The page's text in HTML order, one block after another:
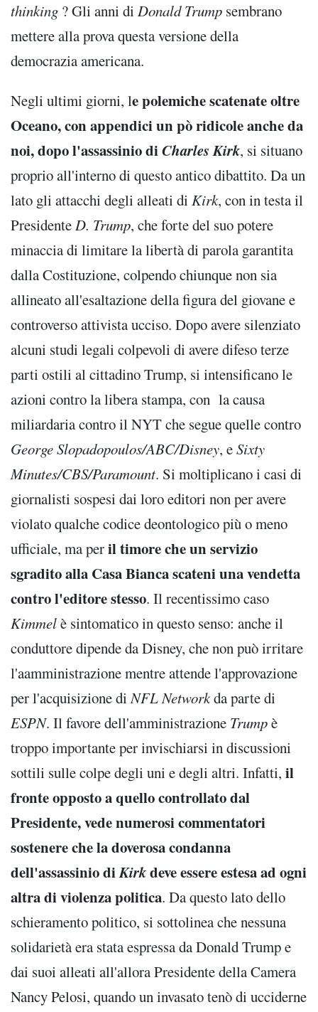
thinking ? Gli anni di Donald Trump sembrano
mettere alla prova questa versione della
democrazia americana.
Negli ultimi giorni, le polemiche scatenate oltre
Oceano, con appendici un pò ridicole anche da
noi, dopo l'assassinio diCharles Kirk, si situano
proprio all'interno di questo antico dibattito. Da un
lato gli attacchi degli alleati di Kirk, con in testa il
PresidenteD. Trump, che forte del suo potere
minaccia di limitare la libertà di parola garantita
dalla Costituzione, colpendo chiunque non sia
allineato all'esaltazione della figura del giovane e
controverso attivista ucciso. Dopo avere silenziato
alcuni studi legali colpevoli di avere difeso terze
parti ostili al cittadino Trump, si intensificano le
azioni contro la libera stampa, con la causa
miliardaria contro il NYT che segue quelle contro
George Slopadopoulos/ABC/Disney, eSixty
Minutes/CBS/Paramount. Si moltiplicano i casi di
giornalisti sospesi dai loro editori non per avere
violato qualche codice deontologico più o meno
ufficiale, ma peril timore che un servizio
sgradito alla Casa Bianca scateni una vendetta
contro l'editore stesso. Il recentissimo caso
Kimmelè sintomatico in questo senso: anche il
conduttore dipende da Disney, che non può irritare
l'aamministrazione mentre attende l'approvazione
per l'acquisizione diNFL Networkda parte di
ESPN. Il favore dell'amministrazione Trumpè
troppo importante per invischiarsi in discussioni
sottili sulle colpe degli uni e degli altri. Infatti, il
fronte opposto a quello controllato dal
Presidente, vede numerosi commentatori
sostenere che la doverosa condanna
dell'assassinio diKirkdeve essere estesa ad ogni
altra di violenza politica. Da questo lato dello
schieramento politico, si sottolinea che nessuna
solidarietà era stata espressa da Donald Trump e
dai suoi alleati all'allora Presidente della Camera
Nancy Pelosi, quando un invasato tenò di ucciderne